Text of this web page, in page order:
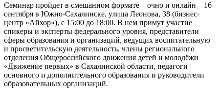
Семинар пройдет в смешанном формате – очно и онлайн – 16
сентября в Южно-Сахалинске, улица Леонова, 38 (бизнес-
центр «Айхор»), с 15:00 до 18:00. В нем примут участие
спикеры и эксперты федерального уровня, представители
сферы образования и организаций, ведущих воспитательную
и просветительскую деятельность, члены регионального
отделения Общероссийского движения детей и молодёжи
«Движение первых» в Сахалинской области, педагоги
основного и дополнительного образования и руководители
образовательных организаций.